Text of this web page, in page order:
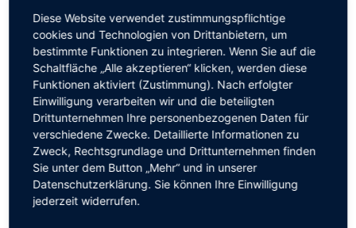
Freundeskreis
Ganztagsschule
Lehrer-Login
Kontakt
Sekretariat & Anfahrt
Offene Ganztagsschule
Freundeskreis
Elternbeirat
Beratung & Prävention
Suche
Diese Website verwendet zustimmungspflichtige
cookies und Technologien von Drittanbietern, um
bestimmte Funktionen zu integrieren. Wenn Sie auf die
Schaltfläche „Alle akzeptieren“ klicken, werden diese
Funktionen aktiviert (Zustimmung). Nach erfolgter
Einwilligung verarbeiten wir und die beteiligten
Drittunternehmen Ihre personenbezogenen Daten für
verschiedene Zwecke. Detaillierte Informationen zu
Zweck, Rechtsgrundlage und Drittunternehmen finden
Sie unter dem Button „Mehr“ und in unserer
Datenschutzerklärung. Sie können Ihre Einwilligung
jederzeit widerrufen.